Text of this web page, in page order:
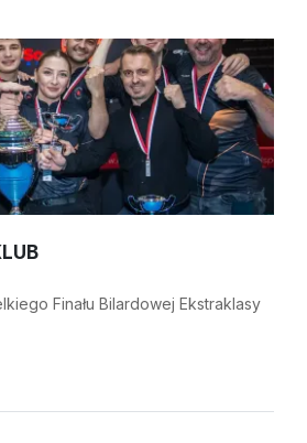
Finału Bilardowej Ekstraklasy